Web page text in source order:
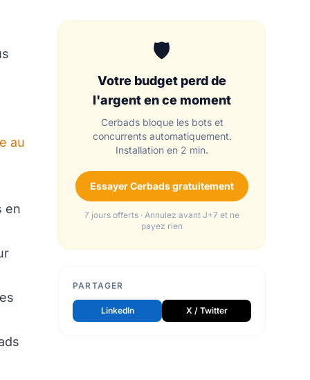
au
en
🛡️
Votre budget perd de
l'argent en ce moment
Cerbads bloque les bots et
concurrents automatiquement.
Installation en 2 min.
Essayer Cerbads gratuitement
7 jours offerts · Annulez avant J+7 et ne
payez rien
PARTAGER
LinkedIn X / Twitter